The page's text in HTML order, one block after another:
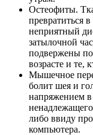
Остеофиты.
превратиться
неприятный
затылочной
подвержены
возрасте и те,
Мышечное
болит шея и
напряжением в
либо ввиду
компьютера.